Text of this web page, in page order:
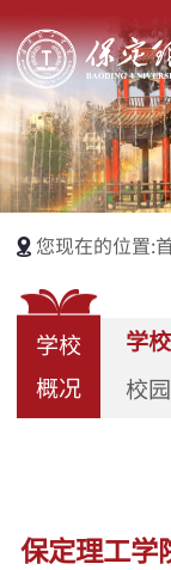
您现在的位置:
学校
概况
学
校
保定理工学